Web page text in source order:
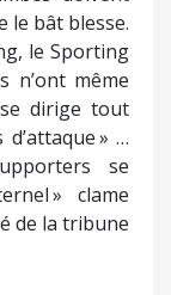
le bât blesse.
le Sporting
n’ont même
dirige tout
» …
se
» clame
de la tribune